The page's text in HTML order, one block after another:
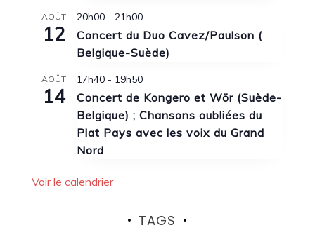
AOÛT
12
20h00- 21h00
Concert du Duo Cavez/Paulson (
Belgique-Suède)
AOÛT
14
17h40- 19h50
Concert de Kongero et Wör (Suède-
Belgique) ; Chansons oubliées du
Plat Pays avec les voix du Grand
Nord
Voir le calendrier
TAGS